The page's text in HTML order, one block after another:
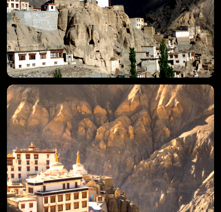
Программа по дням
14 дней, которые перевернут представление
о мире! Отправляйся в мототур по Ладакху
и Кашмиру — местам, где заснеженные пики
Гималаев встречаются с бирюзовыми озерами,
а древние монастыри хранят покой среди
суровых высокогорных пустынь. Ты проедешь
по дорогам, где когда-то проходил Великий
Шелковый Путь, увидишь ледники,
отражающиеся в зеркальной глади озер,
познакомишься с культурой буддизма
и ощутишь гостеприимство местных жителей.